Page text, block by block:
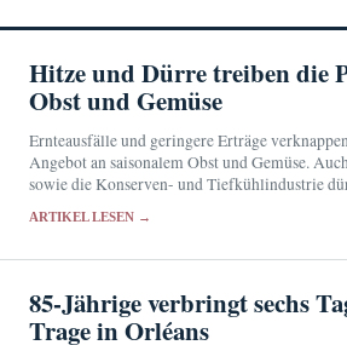
Hitze und Dürre treiben die
Obst und Gemüse
Ernteausfälle und geringere Erträge
Angebot an saisonalem Obst und Gemüse.
sowie die Konserven- und Tiefkühlindustrie
ARTIKEL LESEN →
85-Jährige verbringt sechs
Trage in Orléans